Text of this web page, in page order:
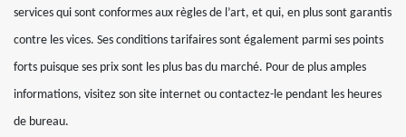
services qui sont conformes aux règles de l’art, et qui, en plus sont garantis
contre les vices. Ses conditions tarifaires sont également parmi ses points
forts puisque ses prix sont les plus bas du marché. Pour de plus amples
informations, visitez son site internet ou contactez-le pendant les heures
de bureau.